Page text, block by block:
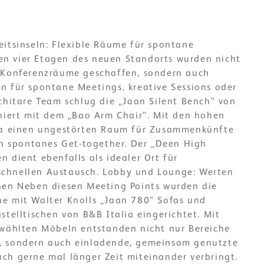
Flexible Räume für spontane
vier Etagen des neuen Standorts wurden nicht
geschaffen, sondern auch
für spontane Meetings, kreative Sessions oder
Team schlug die „Jaan Silent Bench“ von
mit dem „Bao Arm Chair“. Mit den hohen
einen ungestörten Raum für Zusammenkünfte
spontanes Get-together. Der „Deen High
dient ebenfalls als idealer Ort für
Austausch. Lobby und Lounge: Werten
Neben diesen Meeting Points wurden die
mit Walter Knolls „Jaan 780“ Sofas und
von B&B Italia eingerichtet. Mit
Möbeln entstanden nicht nur Bereiche
sondern auch einladende, gemeinsam genutzte
gerne mal länger Zeit miteinander verbringt.